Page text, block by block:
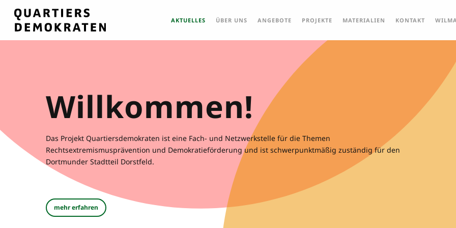
main
content
AKTUELLES ÜBER UNS ANGEBOTE PROJEKTE MATERIALIEN KONTAKT
Willkommen!
Das Projekt Quartiersdemokraten ist eine Fach- und Netzwerkstelle für die Themen
Rechtsextremismusprävention und Demokratieförderung und ist schwerpunktmäßig zuständig für den
Dortmunder Stadtteil Dorstfeld.
mehr erfahren